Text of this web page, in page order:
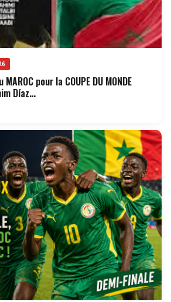
pour la COUPE DU MONDE
Díaz…